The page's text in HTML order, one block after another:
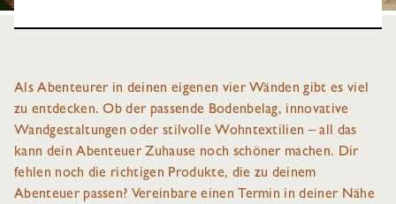
Als Abenteurer in deinen eigenen vier Wänden gibt es viel
zu entdecken. Ob der passende Bodenbelag, innovative
Wandgestaltungen oder stilvolle Wohntextilien – all das
kann dein Abenteuer Zuhause noch schöner machen. Dir
fehlen noch die richtigen Produkte, die zu deinem
Abenteuer passen? Vereinbare einen Termin in deiner Nähe